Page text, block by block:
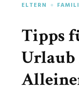
ELTERN
Tipps